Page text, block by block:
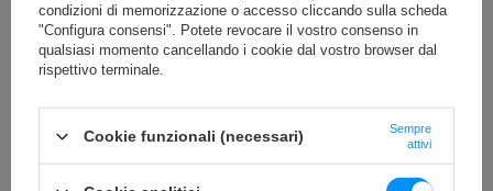
condizioni di memorizzazione o accesso cliccando sulla scheda
"Configura consensi". Potete revocare il vostro consenso in
qualsiasi momento cancellando i cookie dal vostro browser dal
rispettivo terminale.
Cookie funzionali (necessari)
Sempre
attivi